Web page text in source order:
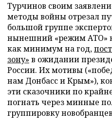
Турчинов своим
методы войны отрезал
большой группе
нынешний «режим АТО»
как минимум на год,
зону» в ожидании
России. Их мотивы
нам Донбасс и Крым»),
эти сказочники по
погнать через минные
группировку